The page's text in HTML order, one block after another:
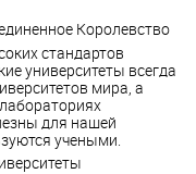
Королевство
стандартов
университеты всегда
мира, а
для нашей
учеными.